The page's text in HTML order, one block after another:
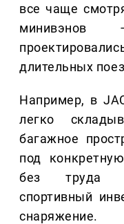
все чаще
минивэнов
длительных
Например, в
легко
багажное
под
без труда
спортивный
снаряжение.